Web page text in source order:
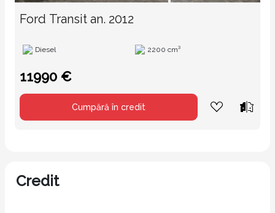
Ford Transit an. 2012
Diesel 2200 cm³
11990 €
Cumpără în credit
Credit